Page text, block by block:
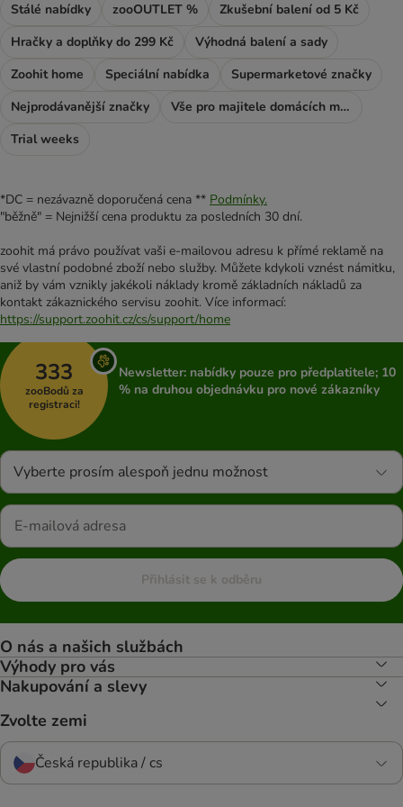
Stálé nabídky zooOUTLET %
Zkušební balení od 5 Kč
Hračky a doplňky do 299 Kč
Výhodná balení a sady
Zoohit home
Speciální nabídka
Supermarketové značky
Nejprodávanější značky
Vše pro majitele domácích mazlíčků
Trial weeks
*DC = nezávazně doporučená cena ** Podmínky.
"běžně" = Nejnižší cena produktu za posledních 30 dní.
zoohit má právo používat vaši e-mailovou adresu k přímé reklamě na
své vlastní podobné zboží nebo služby. Můžete kdykoli vznést námitku,
aniž by vám vznikly jakékoli náklady kromě základních nákladů za
kontakt zákaznického servisu zoohit. Více informací:
https://support.zoohit.cz/cs/support/home
333
zooBodů za
registraci!
Newsletter: nabídky pouze pro předplatitele; 10
% na druhou objednávku pro nové zákazníky
Vyberte prosím alespoň jednu možnost
Přihlásit se k odběru
O nás a našich službách
Výhody pro vás
Nakupování a slevy
Zvolte zemi
Česká republika / cs